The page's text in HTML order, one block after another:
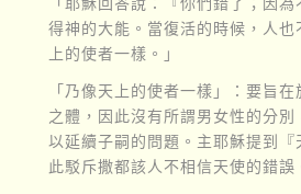
得神的大能。當復活的時候，人也
上的使者一樣。」
「乃像天上的使者一樣」：要旨
之體，因此沒有所謂男女性的分別
以延續子嗣的問題。主耶穌提到
此駁斥撒都該人不相信天使的錯誤